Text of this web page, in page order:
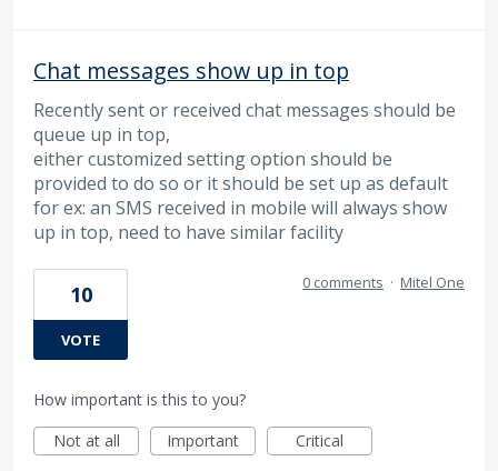
Chat messages show up in top
Recently sent or received chat messages should be
queue up in top,
either customized setting option should be
provided to do so or it should be set up as default
for ex: an SMS received in mobile will always show
up in top, need to have similar facility
10
VOTE
0 comments · Mitel One
How important is this to you?
Not at all
Important Critical